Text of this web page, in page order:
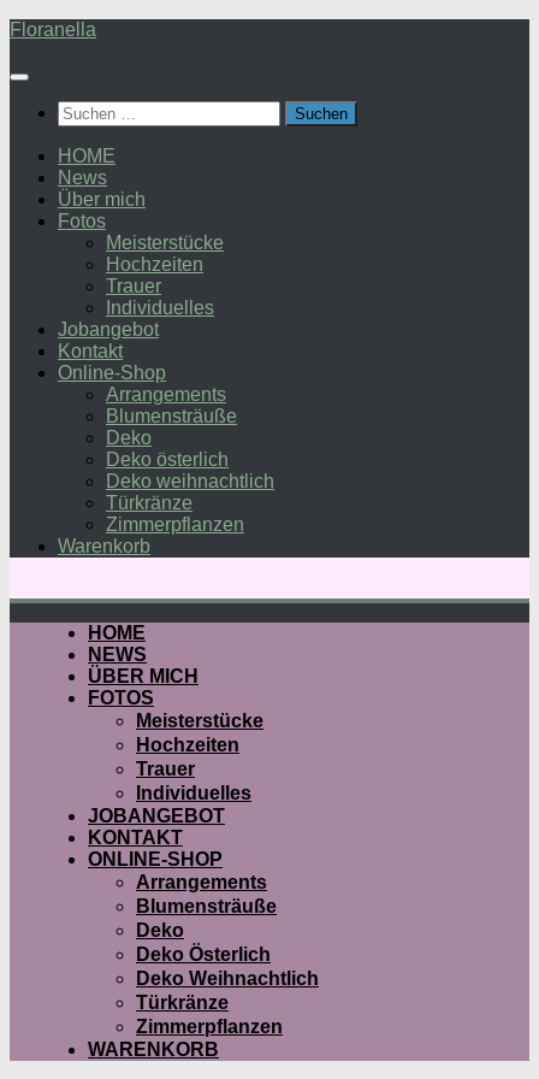
Zum
springen
Floranella
Suchen
nach:
HOME
News
Über mich
Fotos
Meisterstücke
Hochzeiten
Trauer
Individuelles
Jobangebot
Kontakt
Online-Shop
Arrangements
Blumensträuße
Deko
Deko österlich
Deko weihnachtlich
Türkränze
Zimmerpflanzen
Warenkorb
HOME
NEWS
ÜBER MICH
FOTOS
Meisterstücke
Hochzeiten
Trauer
Individuelles
JOBANGEBOT
KONTAKT
ONLINE-SHOP
Arrangements
Blumensträuße
Deko
Deko Österlich
Deko Weihnachtlich
Türkränze
Zimmerpflanzen
WARENKORB